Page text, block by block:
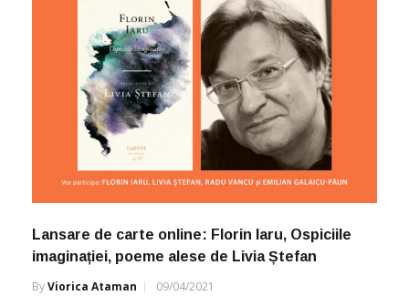
Lansare de carte online: Florin Iaru, Ospiciile
imaginației, poeme alese de Livia Ștefan
ByViorica Ataman 09/04/2021